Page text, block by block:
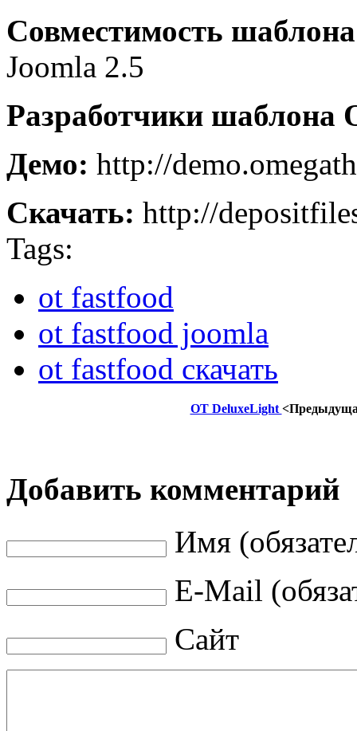
Совместимость
Joomla 2.5
Разработчики шаблона
Демо: http://
Скачать: http://
Tags:
ot fastfood
ot fastfood joomla
ot fastfood скачать
OT DeluxeLight
Добавить комментарий
Имя
E-Mail
Сайт